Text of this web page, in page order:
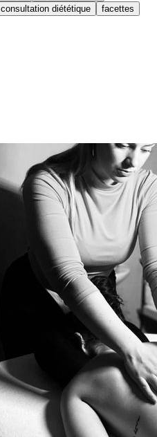
consultation diététique
facettes